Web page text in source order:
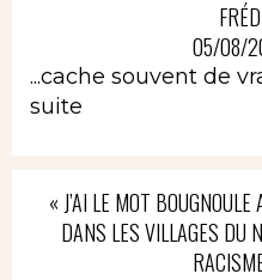
05/08/
...cache souvent de
suite
« J’AI LE MOT
DANS LES VILLAGES DU